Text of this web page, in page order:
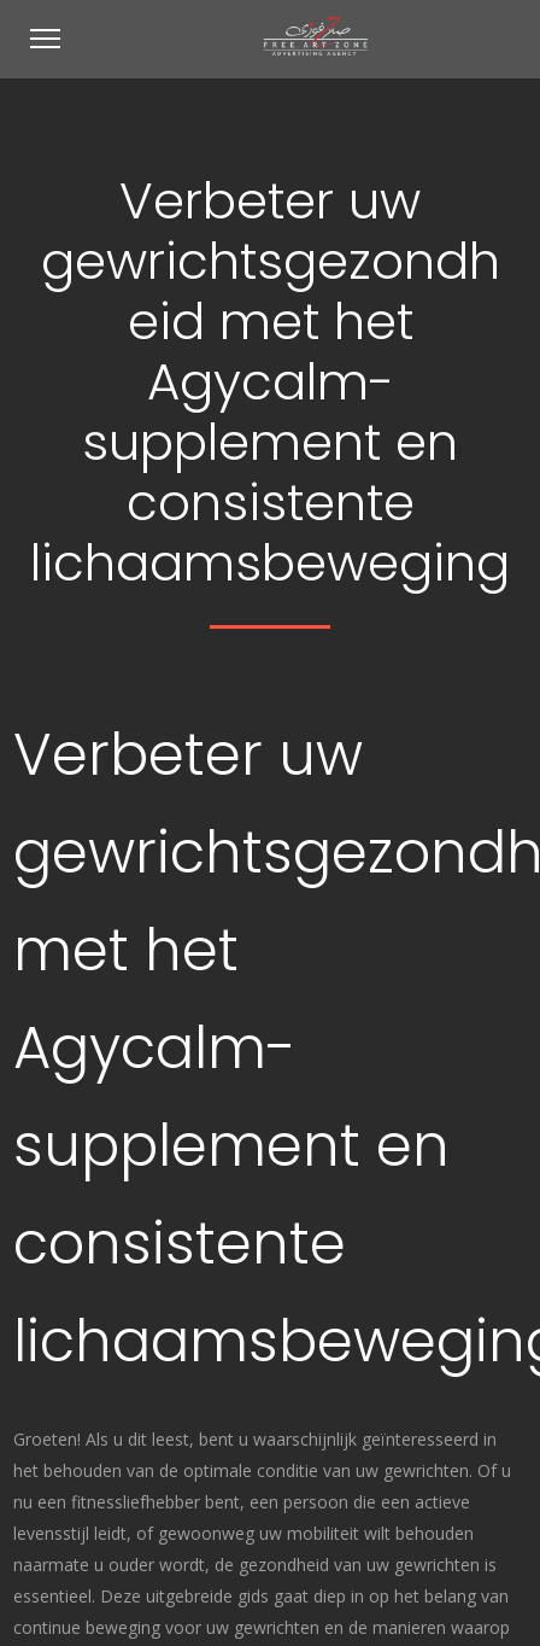
Verbeter uw
gewrichtsgezondh
eid met het
Agycalm-
supplement en
consistente
lichaamsbeweging
Verbeter uw
met het
Agycalm-
supplement en
consistente
Groeten! Als u dit leest, bent u waarschijnlijk geïnteresseerd in
het behouden van de optimale conditie van uw gewrichten. Of u
nu een fitnessliefhebber bent, een persoon die een actieve
levensstijl leidt, of gewoonweg uw mobiliteit wilt behouden
naarmate u ouder wordt, de gezondheid van uw gewrichten is
essentieel. Deze uitgebreide gids gaat diep in op het belang van
continue beweging voor uw gewrichten en de manieren waarop